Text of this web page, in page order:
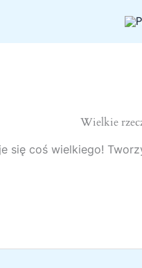
Wielkie
się coś wielkiego!